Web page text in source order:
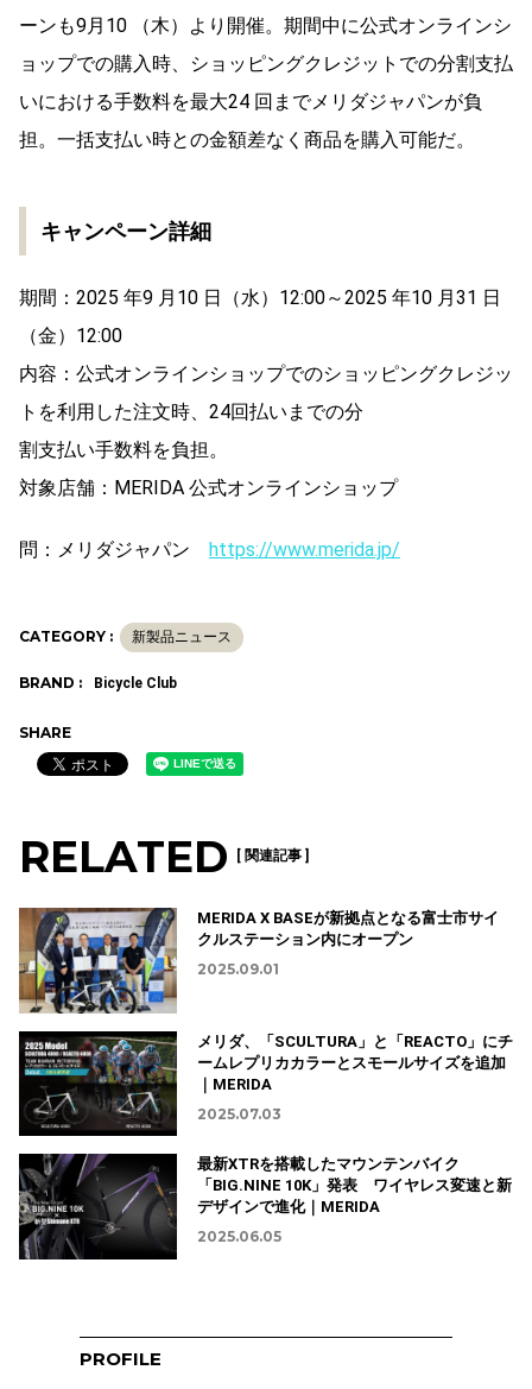
ーンも9月10 （木）より開催。期間中に公式オンラインシ
ョップでの購入時、ショッピングクレジットでの分割支払
いにおける手数料を最大24 回までメリダジャパンが負
担。一括支払い時との金額差なく商品を購入可能だ。
キャンペーン詳細
期間：2025 年9 月10 日（水）12:00～2025 年10 月31 日
（金）12:00
内容：公式オンラインショップでのショッピングクレジッ
トを利用した注文時、24回払いまでの分
割支払い手数料を負担。
対象店舗：MERIDA 公式オンラインショップ
問：メリダジャパン https://www.merida.jp/
CATEGORY : 新製品ニュース
BRAND : Bicycle Club
SHARE
RELATED [ 関連記事 ]
MERIDA X BASEが新拠点となる富士市サイ
クルステーション内にオープン
2025.09.01
メリダ、「SCULTURA」と「REACTO」にチ
ームレプリカカラーとスモールサイズを追加
｜MERIDA
2025.07.03
最新XTRを搭載したマウンテンバイク
「BIG.NINE 10K」発表 ワイヤレス変速と新
デザインで進化｜MERIDA
2025.06.05
PROFILE